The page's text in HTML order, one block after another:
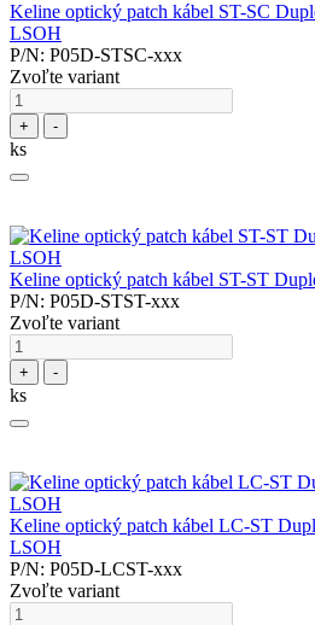
Keline optický patch kábel ST-SC
LSOH
P/N: P05D-STSC-xxx
Zvoľte variant
+ -
ks
Keline optický patch kábel ST-ST
P/N: P05D-STST-xxx
Zvoľte variant
+ -
ks
Keline optický patch kábel LC-ST
LSOH
P/N: P05D-LCST-xxx
Zvoľte variant